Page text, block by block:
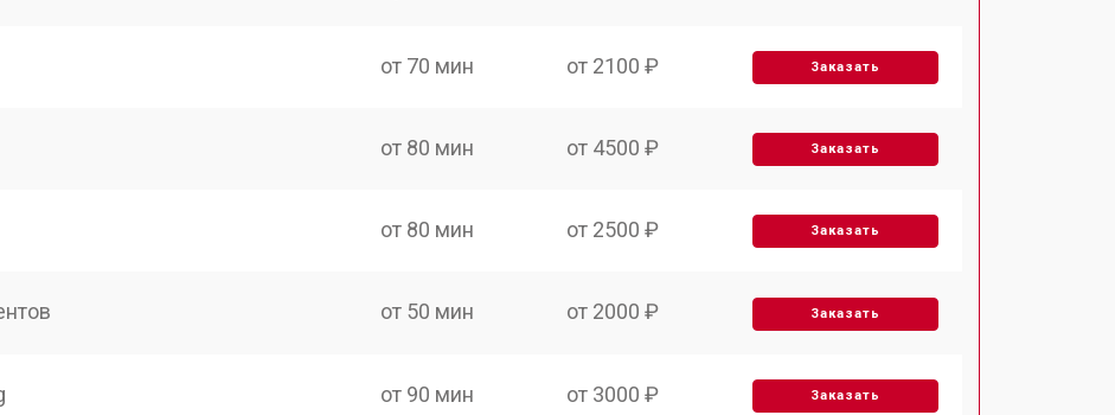
от 70 мин от 2100 ₽ Заказать
от 80 мин от 4500 ₽ Заказать
от 80 мин от 2500 ₽ Заказать
от 50 мин от 2000 ₽ Заказать
от 90 мин от 3000 ₽ Заказать